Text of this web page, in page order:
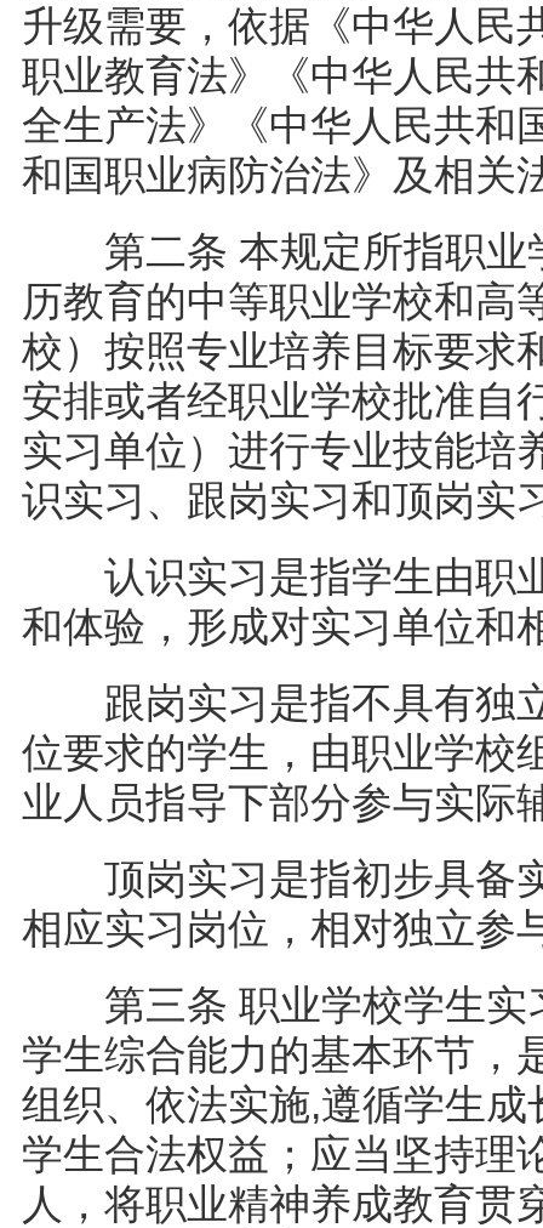
升级需要，依据《中华人民
职业教育法》《中华人民共
全生产法》《中华人民共和
和国职业病防治法》及相
第二条 本规定所指职业
历教育的中等职业学校和高
校）按照专业培养目标要求
安排或者经职业学校批准自
实习单位）进行专业技能培
识实习、跟岗实习和顶岗
认识实习是指学生由职
和体验，形成对实习单位
跟岗实习是指不具有独
位要求的学生，由职业学校
业人员指导下部分参与实
顶岗实习是指初步具备
相应实习岗位，相对独立
第三条 职业学校学生实
学生综合能力的基本环节，
组织、依法实施,遵循学生
学生合法权益；应当坚持理
人，将职业精神养成教育贯